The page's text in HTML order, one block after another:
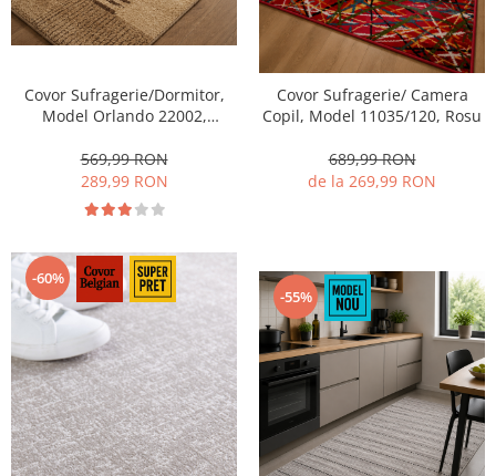
Covor Sufragerie/Dormitor,
Model Orlando 22002,
569,99 RON
289,99 RON
Covor Sufragerie/ Camera
Copil, Model 11035/120, Rosu
689,99 RON
de la 269,99 RON
-60%
-55%